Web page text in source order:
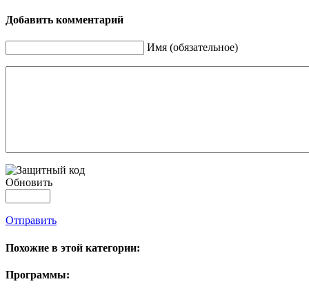
Добавить комментарий
Имя (обязательное)
Обновить
Отправить
Похожие в этой категории:
Программы: